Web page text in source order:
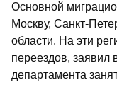
Основной
Москву, Санкт-
области. На эти
переездов, заявил
департамента